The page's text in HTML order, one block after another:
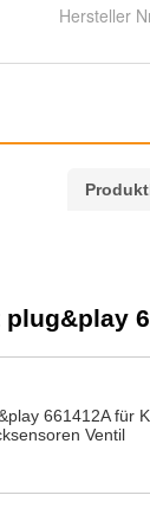
Hersteller